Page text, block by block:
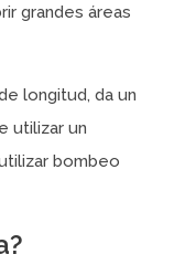
grandes áreas
longitud, da un
utilizar un
bombeo